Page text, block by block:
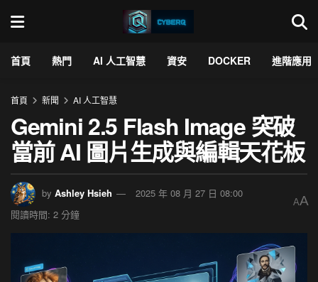
首頁 熱門 AI 人工智慧 資安 DOCKER 進階應用
首頁 新聞 AI 人工智慧
Gemini 2.5 Flash Image 突破
當前 AI 圖片生成與編輯天花板
by Ashley Hsieh
2025 年 08 月 27 日 08:00
閱讀時間: 2 分鐘
AA